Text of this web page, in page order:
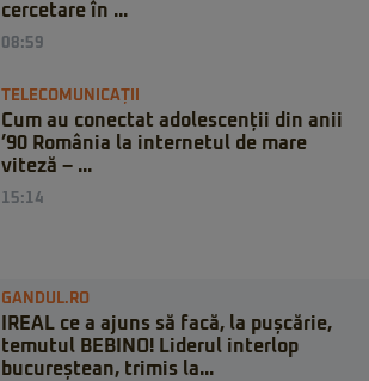
cercetare în ...
08:59
TELECOMUNICAȚII
Cum au conectat adolescenții din anii
’90 România la internetul de mare
viteză – ...
15:14
GANDUL.RO
IREAL ce a ajuns să facă, la pușcărie,
temutul BEBINO! Liderul interlop
bucureștean, trimis la...